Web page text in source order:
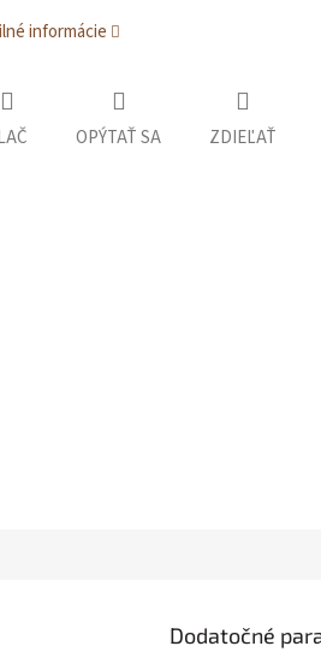
informácie
OPÝTAŤ SA ZDIEĽAŤ
Dodatočné